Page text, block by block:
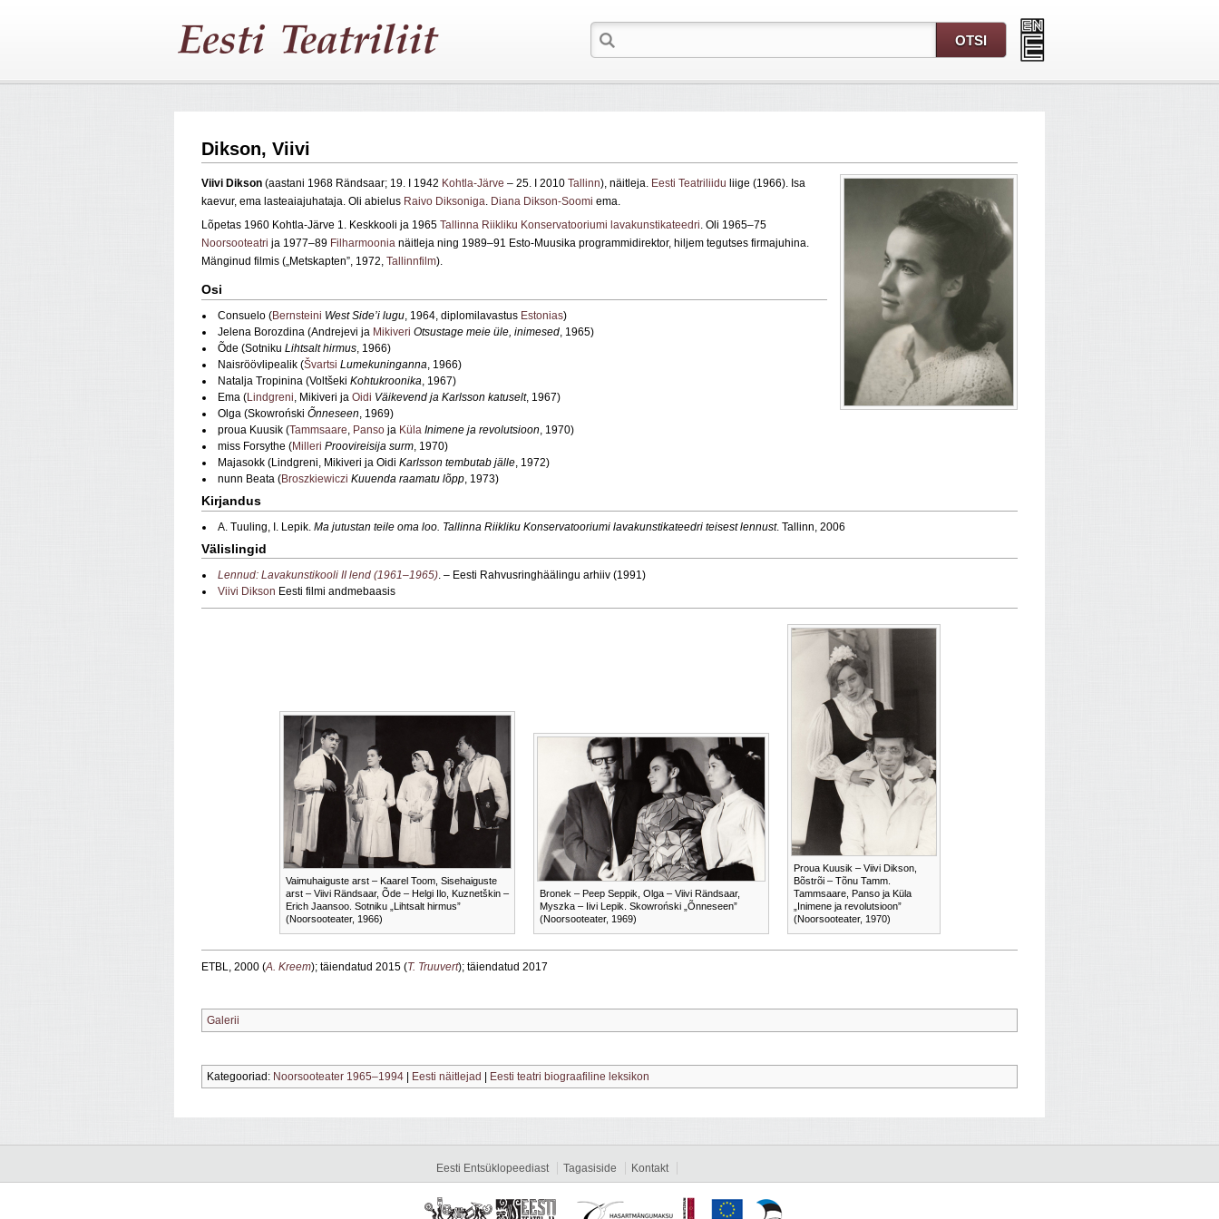
Dikson, Viivi
Viivi Dikson (aastani 1968 Rändsaar; 19. I 1942 Kohtla-Järve – 25. I 2010 Tallinn), näitleja. Eesti Teatriliidu liige (1966). Isa
kaevur, ema lasteaiajuhataja. Oli abielus Raivo Diksoniga. Diana Dikson-Soomi ema.
Lõpetas 1960 Kohtla-Järve 1. Keskkooli ja 1965 Tallinna Riikliku Konservatooriumi lavakunstikateedri. Oli 1965–75
Noorsooteatri ja 1977–89 Filharmoonia näitleja ning 1989–91 Esto-Muusika programmidirektor, hiljem tegutses firmajuhina.
Mänginud filmis („Metskapten”, 1972, Tallinnfilm).
Osi
Consuelo (Bernsteini West Side’i lugu, 1964, diplomilavastus Estonias)
Jelena Borozdina (Andrejevi ja Mikiveri Otsustage meie üle, inimesed, 1965)
Õde (Sotniku Lihtsalt hirmus, 1966)
Naisröövlipealik (Švartsi Lumekuninganna, 1966)
Natalja Tropinina (Voltšeki Kohtukroonika, 1967)
Ema (Lindgreni, Mikiveri ja Oidi Väikevend ja Karlsson katuselt, 1967)
Olga (Skowroński Õnneseen, 1969)
proua Kuusik (Tammsaare, Panso ja Küla Inimene ja revolutsioon, 1970)
miss Forsythe (Milleri Proovireisija surm, 1970)
Majasokk (Lindgreni, Mikiveri ja Oidi Karlsson tembutab jälle, 1972)
nunn Beata (Broszkiewiczi Kuuenda raamatu lõpp, 1973)
Kirjandus
A. Tuuling, I. Lepik. Ma jutustan teile oma loo. Tallinna Riikliku Konservatooriumi lavakunstikateedri teisest lennust. Tallinn, 2006
Välislingid
Lennud: Lavakunstikooli II lend (1961–1965). – Eesti Rahvusringhäälingu arhiiv (1991)
Viivi Dikson Eesti filmi andmebaasis
Vaimuhaiguste arst – Kaarel Toom, Sisehaiguste
arst – Viivi Rändsaar, Õde – Helgi Ilo, Kuznetškin –
Erich Jaansoo. Sotniku „Lihtsalt hirmus”
(Noorsooteater, 1966)
Bronek – Peep Seppik, Olga – Viivi Rändsaar,
Myszka – Iivi Lepik. Skowroński „Õnneseen”
(Noorsooteater, 1969)
Proua Kuusik – Viivi Dikson,
Bõstrõi – Tõnu Tamm.
Tammsaare, Panso ja Küla
„Inimene ja revolutsioon”
(Noorsooteater, 1970)
ETBL, 2000 (A. Kreem); täiendatud 2015 (T. Truuvert); täiendatud 2017
Galerii
Kategooriad: Noorsooteater 1965–1994 Eesti näitlejad Eesti teatri biograafiline leksikon
Eesti Entsüklopeediast Tagasiside Kontakt